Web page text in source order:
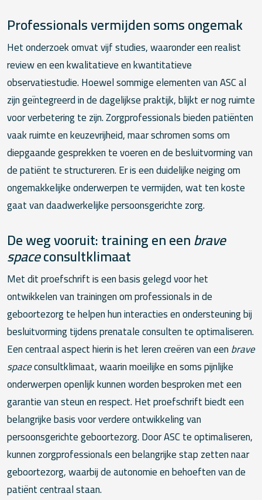
Professionals vermijden soms ongemak
Het onderzoek omvat vijf studies, waaronder een realist
review en een kwalitatieve en kwantitatieve
observatiestudie. Hoewel sommige elementen van ASC al
zijn geïntegreerd in de dagelijkse praktijk, blijkt er nog ruimte
voor verbetering te zijn. Zorgprofessionals bieden patiënten
vaak ruimte en keuzevrijheid, maar schromen soms om
diepgaande gesprekken te voeren en de besluitvorming van
de patiënt te structureren. Er is een duidelijke neiging om
ongemakkelijke onderwerpen te vermijden, wat ten koste
gaat van daadwerkelijke persoonsgerichte zorg.
De weg vooruit: training en eenbrave
spaceconsultklimaat
Met dit proefschrift is een basis gelegd voor het
ontwikkelen van trainingen om professionals in de
geboortezorg te helpen hun interacties en ondersteuning bij
besluitvorming tijdens prenatale consulten te optimaliseren.
Een centraal aspect hierin is het leren creëren van eenbrave
spaceconsultklimaat, waarin moeilijke en soms pijnlijke
onderwerpen openlijk kunnen worden besproken met een
garantie van steun en respect. Het proefschrift biedt een
belangrijke basis voor verdere ontwikkeling van
persoonsgerichte geboortezorg. Door ASC te optimaliseren,
kunnen zorgprofessionals een belangrijke stap zetten naar
geboortezorg, waarbij de autonomie en behoeften van de
patiënt centraal staan.